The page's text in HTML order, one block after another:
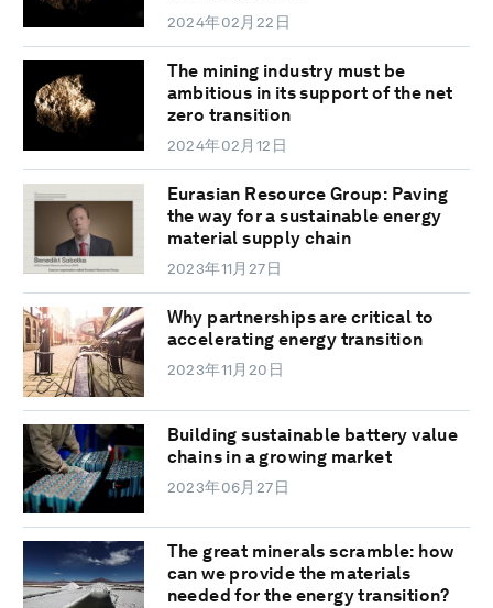
2024年02月22日
The mining industry must be
ambitious in its support of the net
zero transition
2024年02月12日
Eurasian Resource Group: Paving
the way for a sustainable energy
material supply chain
2023年11月27日
Why partnerships are critical to
accelerating energy transition
2023年11月20日
Building sustainable battery value
chains in a growing market
2023年06月27日
The great minerals scramble: how
can we provide the materials
needed for the energy transition?